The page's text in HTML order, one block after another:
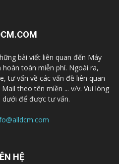
bài viết liên quan đến Máy
toàn miễn phí. Ngoài ra,
tư vấn về các vấn đề liên quan
theo tên miền ... v/v. Vui lòng
dưới để được tư vấn.
HỆ